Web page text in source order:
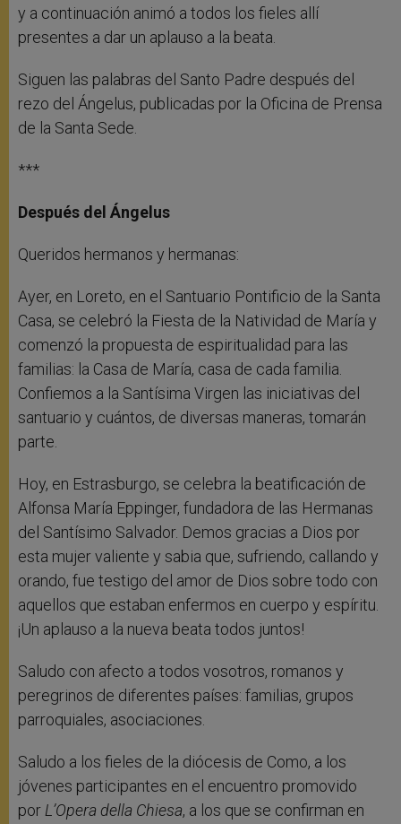
y a continuación animó a todos los fieles allí
presentes a dar un aplauso a la beata.
Siguen las palabras del Santo Padre después del
rezo del Ángelus, publicadas por la Oficina de Prensa
de la Santa Sede.
***
Después del Ángelus
Queridos hermanos y hermanas:
Ayer, en Loreto, en el Santuario Pontificio de la Santa
Casa, se celebró la Fiesta de la Natividad de María y
comenzó la propuesta de espiritualidad para las
familias: la Casa de María, casa de cada familia.
Confiemos a la Santísima Virgen las iniciativas del
santuario y cuántos, de diversas maneras, tomarán
parte.
Hoy, en Estrasburgo, se celebra la beatificación de
Alfonsa María Eppinger, fundadora de las Hermanas
del Santísimo Salvador. Demos gracias a Dios por
esta mujer valiente y sabia que, sufriendo, callando y
orando, fue testigo del amor de Dios sobre todo con
aquellos que estaban enfermos en cuerpo y espíritu.
¡Un aplauso a la nueva beata todos juntos!
Saludo con afecto a todos vosotros, romanos y
peregrinos de diferentes países: familias, grupos
parroquiales, asociaciones.
Saludo a los fieles de la diócesis de Como, a los
jóvenes participantes en el encuentro promovido
por L’Opera della Chiesa, a los que se confirman en